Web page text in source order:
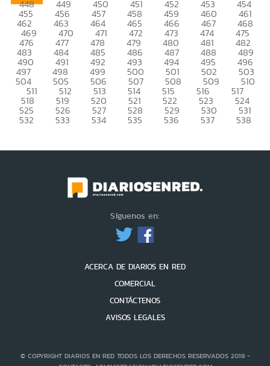
448 449 450 451 452 453 454
455 456 457 458 459 460 461
462 463 464 465 466 467 468
469 470 471 472 473 474 475
476 477 478 479 480 481 482
483 484 485 486 487 488 489
490 491 492 493 494 495 496
497 498 499 500 501 502 503
504 505 506 507 508 509 510
511 512 513 514 515 516 517
518 519 520 521 522 523 524
525 526 527 528 529 530 531
532 533 534 535 536 537 538
Síguenos en:
ACERCA DE DIARIOS EN RED
COMERCIAL
CONTÁCTENOS
AVISOS LEGALES
© COPYRIGHT DIARIOS EN RED TODOS LOS DERECHOS RESERVADOS 2019 -